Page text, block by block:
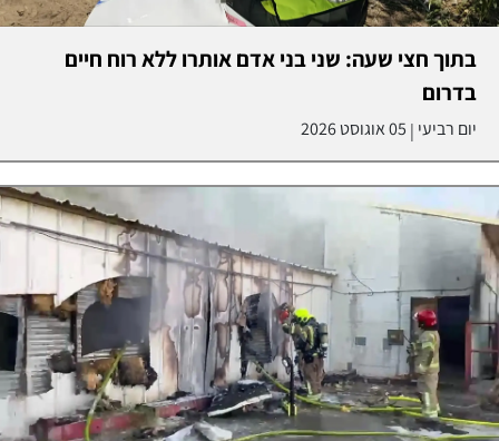
בתוך חצי שעה: שני בני אדם אותרו ללא רוח חיים
בדרום
יום רביעי | 05 אוגוסט 2026